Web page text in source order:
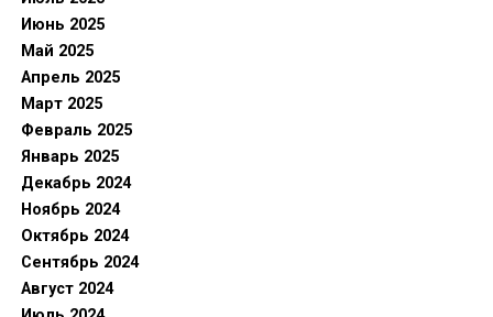
Июнь 2025
Май 2025
Апрель 2025
Март 2025
Февраль 2025
Январь 2025
Декабрь 2024
Ноябрь 2024
Октябрь 2024
Сентябрь 2024
Август 2024